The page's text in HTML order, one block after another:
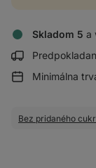
Skladom 5 a
Minimálna
Bez pridaného